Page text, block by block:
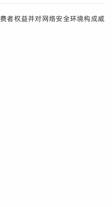
者权益并对网络安全环境构成威